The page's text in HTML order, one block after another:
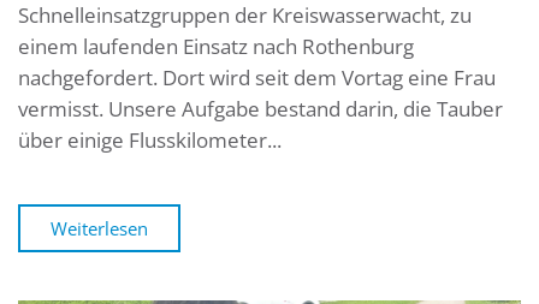
Schnelleinsatzgruppen der Kreiswasserwacht, zu
einem laufenden Einsatz nach Rothenburg
nachgefordert. Dort wird seit dem Vortag eine Frau
vermisst. Unsere Aufgabe bestand darin, die Tauber
über einige Flusskilometer...
Weiterlesen